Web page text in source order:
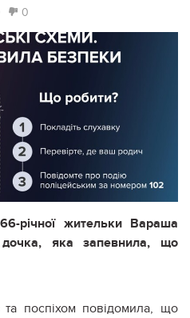
0
річної жительки Вараша
дочка, яка запевнила, що
та поспіхом повідомила, що